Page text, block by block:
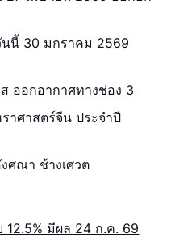
นนี้ 30 มกราคม 2569
ส ออกอากาศทางช่อง 3
าศาสตร์จีน ประจำปี
ศณา ช้างเศวต
12.5% มีผล 24 ก.ค. 69